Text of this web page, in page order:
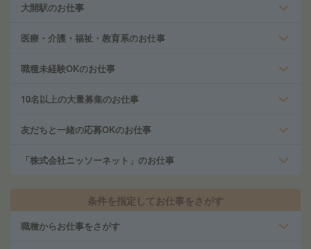
大開駅のお仕事
医療・介護・福祉・教育系のお仕事
職種未経験OKのお仕事
10名以上の大量募集のお仕事
友だちと一緒の応募OKのお仕事
「株式会社ニッソーネット」のお仕事
条件を指定してお仕事をさがす
職種からお仕事をさがす